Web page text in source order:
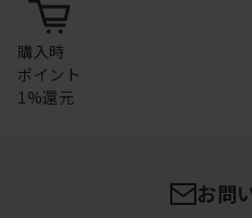
購入時
ポイント
1%還元
お問